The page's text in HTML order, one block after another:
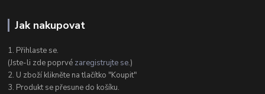
Jak nakupovat
1. Přihlaste se.
(Jste-li zde poprvé zaregistrujte se.)
2. U zboží klikněte na tlačítko "Koupit"
3. Produkt se přesune do košíku.